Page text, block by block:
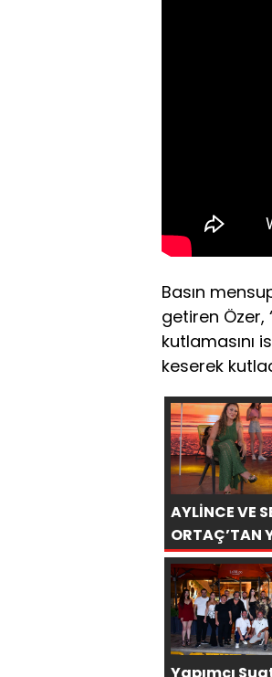
Basın
getiren Özer,
kutlamasını
keserek
AYLİNCE VE
ORTAÇ’TAN
“ROMANTİK
BOMBASI!
Yapımcı